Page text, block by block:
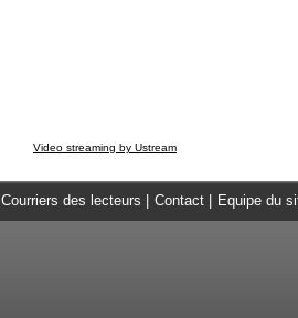
Video streaming by Ustream
Courriers des lecteurs Contact Equipe du